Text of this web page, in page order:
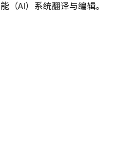
（AI）系统翻译与编辑。